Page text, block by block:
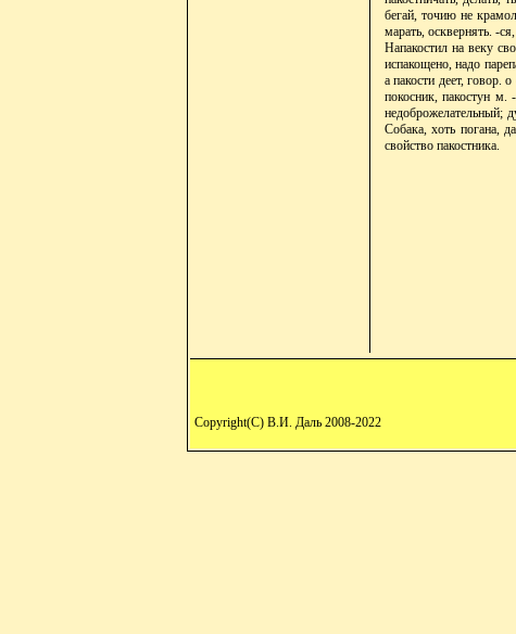
бегай, точию не
марать, осквернять. -
Напакостил на веку
испакощено, надо
а пакости деет, говор.
покосник, пакостун м.
недоброжелательный;
Собака, хоть погана,
свойство пакостника.
Copyright(C) В.И. Даль 2008-2022